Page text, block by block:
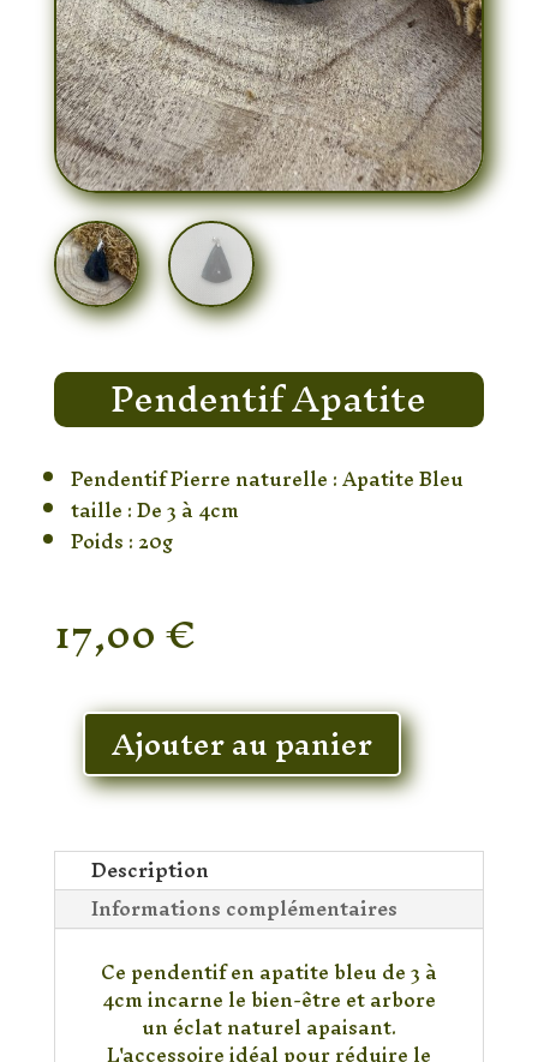
Pendentif Apatite
Pendentif Pierre naturelle : Apatite Bleu
taille : De 3 à 4cm
Poids : 20g
17,00€
En stock
quantité
Pendentif
Ajouter au panier
Description
Informations complémentaires
Ce pendentif en apatite bleu de 3 à
4cm incarne le bien-être et arbore
un éclat naturel apaisant.